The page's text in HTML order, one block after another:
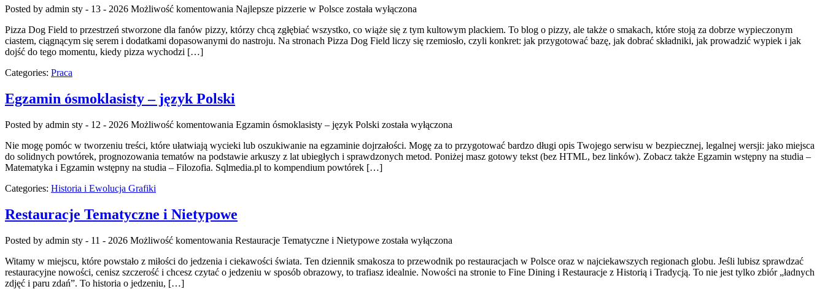
Posted by admin sty - 13 - 2026 Możliwość komentowania Najlepsze pizzerie w Polsce została wyłączona
Pizza Dog Field to przestrzeń stworzone dla fanów pizzy, którzy chcą zgłębiać wszystko, co wiąże się z tym kultowym plackiem. To blog o pizzy, ale także o smakach, które stoją za dobrze wypieczonym
ciastem, ciągnącym się serem i dodatkami dopasowanymi do nastroju. Na stronach Pizza Dog Field liczy się rzemiosło, czyli konkret: jak przygotować bazę, jak dobrać składniki, jak prowadzić wypiek i jak
dojść do tego momentu, kiedy pizza wychodzi […]
Categories: Praca
Egzamin ósmoklasisty – język Polski
Posted by admin sty - 12 - 2026 Możliwość komentowania Egzamin ósmoklasisty – język Polski została wyłączona
Nie mogę pomóc w tworzeniu treści, które ułatwiają wycieki lub oszukiwanie na egzaminie dojrzałości. Mogę za to przygotować bardzo długi opis Twojego serwisu w bezpiecznej, legalnej wersji: jako miejsca
do solidnych powtórek, prognozowania tematów na podstawie arkuszy z lat ubiegłych i sprawdzonych metod. Poniżej masz gotowy tekst (bez HTML, bez linków). Zobacz także Egzamin wstępny na studia –
Matematyka i Egzamin wstępny na studia – Filozofia. Sqlmedia.pl to kompendium powtórek […]
Categories: Historia i Ewolucja Grafiki
Restauracje Tematyczne i Nietypowe
Posted by admin sty - 11 - 2026 Możliwość komentowania Restauracje Tematyczne i Nietypowe została wyłączona
Witamy w miejscu, które powstało z miłości do jedzenia i ciekawości świata. Ten dziennik smakosza to przewodnik po restauracjach w Polsce oraz w najciekawszych regionach globu. Jeśli lubisz sprawdzać
restauracyjne nowości, cenisz szczerość i chcesz czytać o jedzeniu w sposób obrazowy, to trafiasz idealnie. Nowości na stronie to Fine Dining i Restauracje z Historią i Tradycją. To nie jest tylko zbiór „ładnych
zdjęć i paru zdań”. To historia o jedzeniu, […]